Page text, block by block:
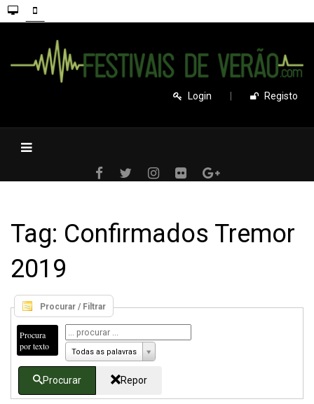
Login Registo
Tag: Confirmados Tremor
2019
Procurar / Filtrar
Procura
por texto
Todas as palavras
Procurar Repor